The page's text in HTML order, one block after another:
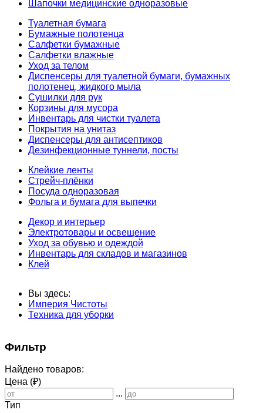
Шапочки медицинские одноразовые
Туалетная бумага
Бумажные полотенца
Салфетки бумажные
Салфетки влажные
Уход за телом
Диспенсеры для туалетной бумаги, бумажных
полотенец, жидкого мыла
Сушилки для рук
Корзины для мусора
Инвентарь для чистки туалета
Покрытия на унитаз
Диспенсеры для антисептиков
Дезинфекционные туннели, посты
Клейкие ленты
Стрейч-плёнки
Посуда одноразовая
Фольга и бумага для выпечки
Декор и интерьер
Электротовары и освещение
Уход за обувью и одеждой
Инвентарь для складов и магазинов
Клей
Вы здесь:
Империя Чистоты
Техника для уборки
Фильтр
Найдено товаров:
Цена (₽)
...
Тип